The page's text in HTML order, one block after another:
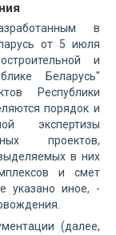
в
от 5 июля
и
Беларусь"
Республики
порядок и
экспертизы
проектов,
в них
и смет
указано иное, -
(далее,